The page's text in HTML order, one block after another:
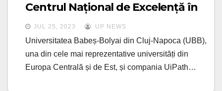
Centrul Național de Excelență în
Automatizarea Robotică a
Proceselor
JUL 25, 2023 UP NEWS
Universitatea Babeș-Bolyai din Cluj-Napoca (UBB),
una din cele mai reprezentative universități din
Europa Centrală și de Est, și compania UiPath…